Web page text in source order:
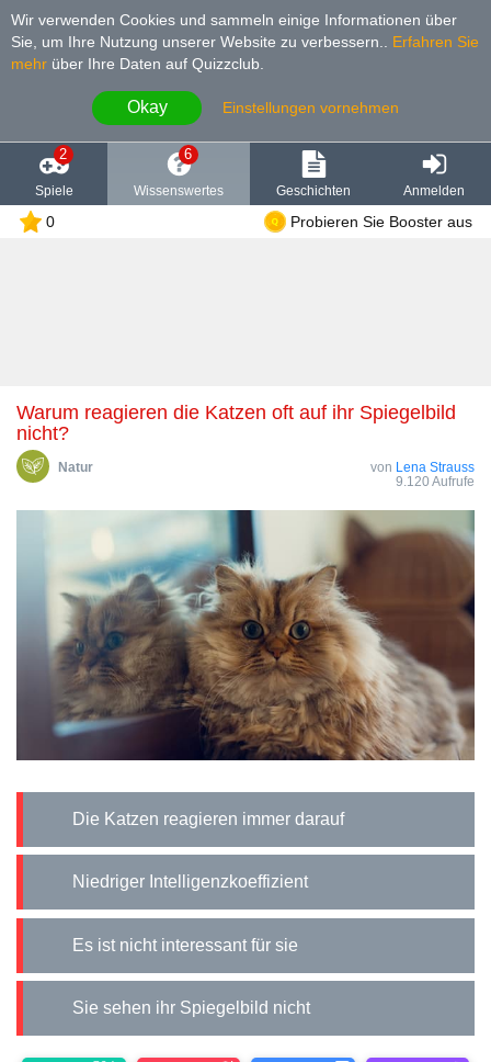
Wir verwenden Cookies und sammeln einige Informationen über
Sie, um Ihre Nutzung unserer Website zu verbessern.
Erfahren Sie
mehr über Ihre Daten auf Quizzclub.
Okay Einstellungen vornehmen
2
Spiele
6
Wissenswertes Geschichten Anmelden
0 Probieren Sie Booster aus
Warum reagieren die Katzen oft auf ihr Spiegelbild
nicht?
Natur von Lena Strauss
9.120 Aufrufe
Die Katzen reagieren immer darauf
Niedriger Intelligenzkoeffizient
Es ist nicht interessant für sie
Sie sehen ihr Spiegelbild nicht